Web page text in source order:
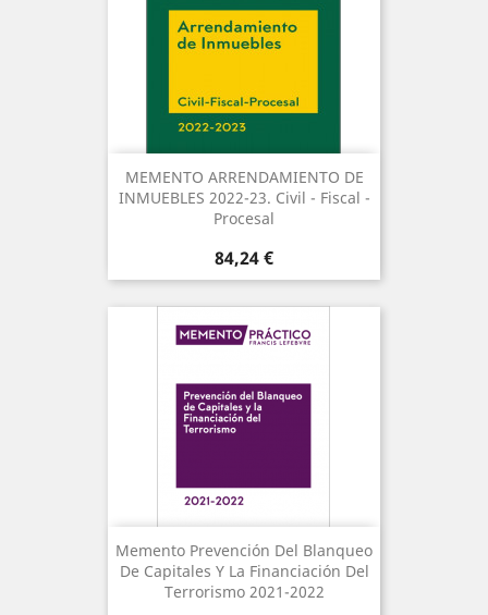
MEMENTO ARRENDAMIENTO DE
INMUEBLES 2022-23. Civil - Fiscal -
Procesal
Precio
84,24 €
Memento Prevención Del Blanqueo
De Capitales Y La Financiación Del
Terrorismo 2021-2022